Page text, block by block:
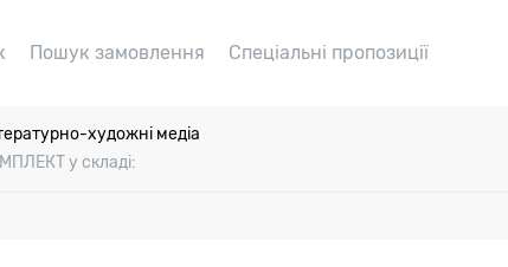
Пошук замовлення Спеціальні пропозиції
художні медіа
у складі: